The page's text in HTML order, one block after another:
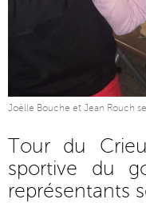
Joëlle Bouche et Jean Rouch
Tour du
sportive du
représentants